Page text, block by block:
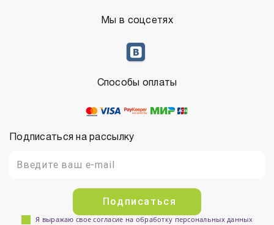
Мы в соцсетях
Подписаться на рассылку
Подписаться
Я выражаю свое согласие на обработку персональных данных
Способы оплаты